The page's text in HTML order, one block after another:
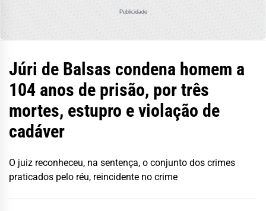
Publicidade
Júri de Balsas condena homem a
104 anos de prisão, por três
mortes, estupro e violação de
cadáver
O juiz reconheceu, na sentença, o conjunto dos crimes
praticados pelo réu, reincidente no crime